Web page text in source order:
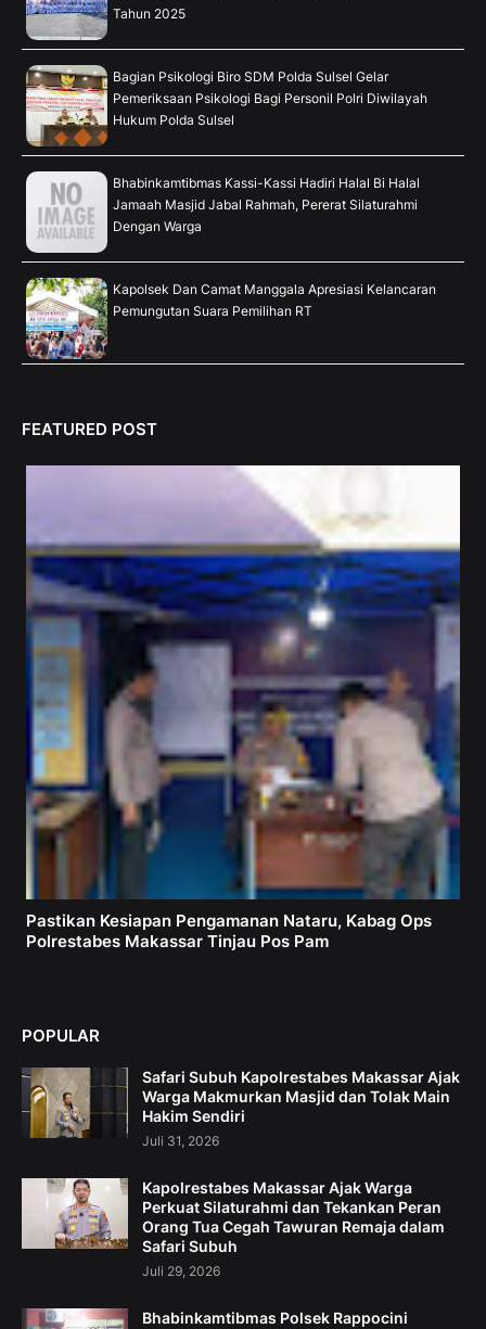
Tahun 2025
Bagian Psikologi Biro SDM Polda Sulsel Gelar
Pemeriksaan Psikologi Bagi Personil Polri Diwilayah
Hukum Polda Sulsel
Bhabinkamtibmas Kassi-Kassi Hadiri Halal Bi Halal
Jamaah Masjid Jabal Rahmah, Pererat Silaturahmi
Dengan Warga
Kapolsek Dan Camat Manggala Apresiasi Kelancaran
Pemungutan Suara Pemilihan RT
FEATURED POST
Pastikan Kesiapan Pengamanan Nataru, Kabag Ops
Polrestabes Makassar Tinjau Pos Pam
POPULAR
Safari Subuh Kapolrestabes Makassar Ajak
Warga Makmurkan Masjid dan Tolak Main
Hakim Sendiri
Juli 31, 2026
Kapolrestabes Makassar Ajak Warga
Perkuat Silaturahmi dan Tekankan Peran
Orang Tua Cegah Tawuran Remaja dalam
Safari Subuh
Juli 29, 2026
Bhabinkamtibmas Polsek Rappocini